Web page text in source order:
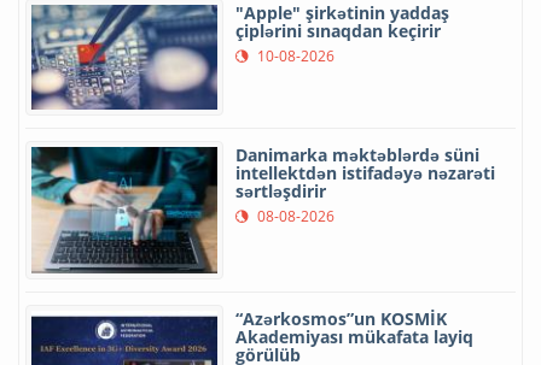
"Apple" şirkətinin yaddaş
çiplərini sınaqdan keçirir
10-08-2026
Danimarka məktəblərdə süni
intellektdən istifadəyə nəzarəti
sərtləşdirir
08-08-2026
“Azərkosmos”un KOSMİK
Akademiyası mükafata layiq
görülüb